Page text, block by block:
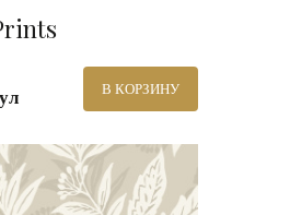
В КОРЗИНУ